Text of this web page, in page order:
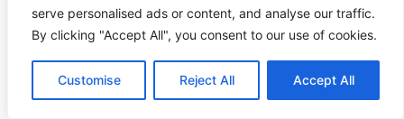
serve personalised ads or content, and analyse our traffic.
By clicking "Accept All", you consent to our use of cookies.
Customise Reject All Accept All